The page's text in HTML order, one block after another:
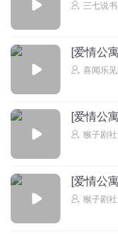
三七说书
[爱情公
喜闻乐
[爱情公
猴子剧社
[爱情公
猴子剧社